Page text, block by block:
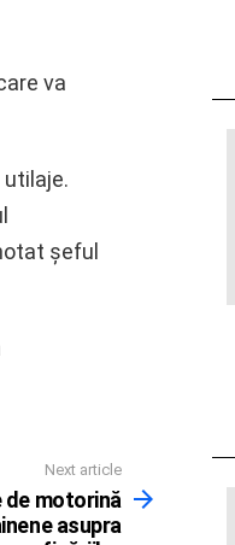
va
șeful
Next article
de motorină
asupra